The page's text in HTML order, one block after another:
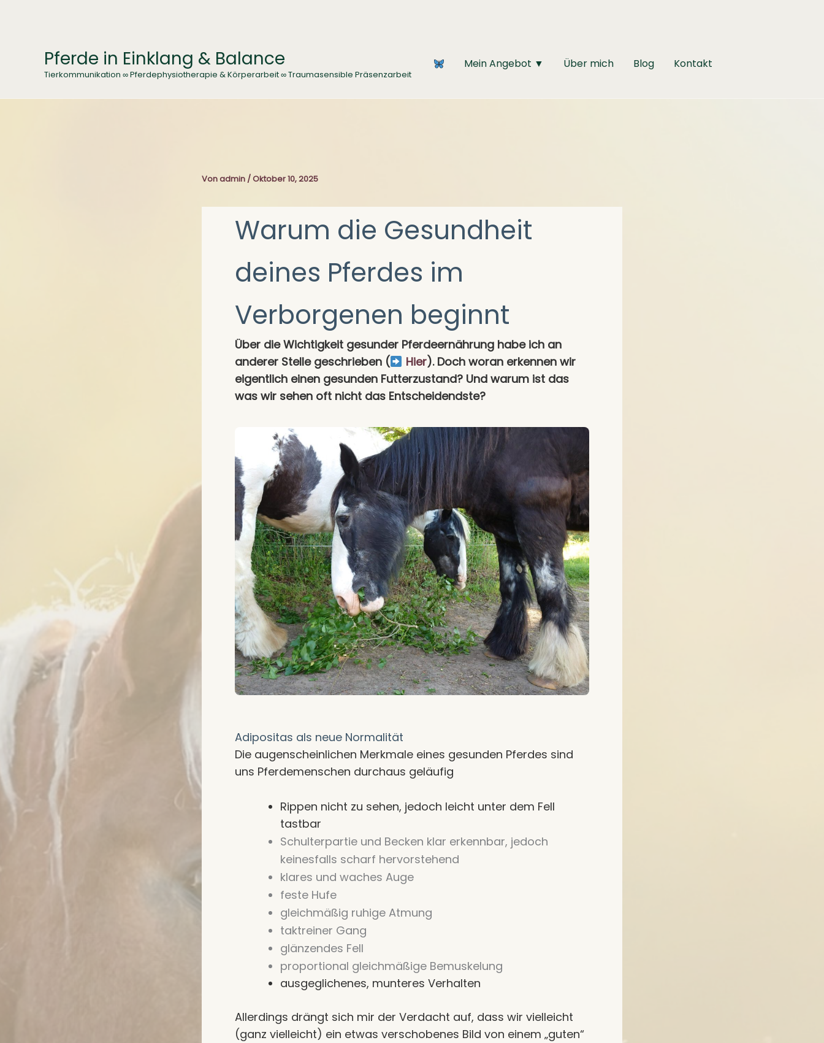
Pferde in Einklang & Balance
Tierkommunikation ∞ Pferdephysiotherapie & Körperarbeit ∞ Traumasensible Präsenzarbeit
Mein Angebot ▼ Über mich Blog Kontakt
Vonadmin /Oktober 10, 2025
Warum die Gesundheit
deines Pferdes im
Verborgenen beginnt
Über die Wichtigkeit gesunder Pferdeernährung habe ich an
anderer Stelle geschrieben (
Hier). Doch woran erkennen wir
eigentlich einen gesunden Futterzustand? Und warum ist das
was wir sehen oft nicht das Entscheidendste?
Adipositas als neue Normalität
Die augenscheinlichen Merkmale eines gesunden Pferdes sind
uns Pferdemenschen durchaus geläufig
Rippen nicht zu sehen, jedoch leicht unter dem Fell
tastbar
Schulterpartie und Becken klar erkennbar, jedoch
keinesfalls scharf hervorstehend
klares und waches Auge
feste Hufe
gleichmäßig ruhige Atmung
taktreiner Gang
glänzendes Fell
proportional gleichmäßige Bemuskelung
ausgeglichenes, munteres Verhalten
Allerdings drängt sich mir der Verdacht auf, dass wir vielleicht
(ganz vielleicht) ein etwas verschobenes Bild von einem „guten“